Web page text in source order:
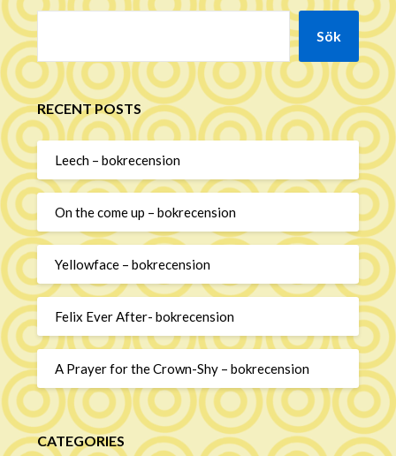
Sök
RECENT POSTS
Leech – bokrecension
On the come up – bokrecension
Yellowface – bokrecension
Felix Ever After- bokrecension
A Prayer for the Crown-Shy – bokrecension
CATEGORIES